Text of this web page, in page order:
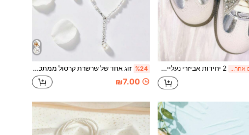
3 ימים אחרונים 2 יחידות אביזרי נעליים אבזם קשת מתכת עם דקור קריסטל ריינסטון, מתאים למגפיים, נעלי ספורט, תיקים וביגוד, קישוטים רב שימושיים בעשה זאת בעצמך (נעליים לא כלולות) %24 זוג אחד של שרשרת קרסול ממתכת עם פניני דמוי פנינה, אביזר נעליים בסגנון מינימליסטי יוקרתי + סגנון צרפתי רב-שימושי ליומיום, ניתן לשלב בחופשיות עם נעלי עקב גבוה, כפכפים, סנדלים וכו', פריט יוקרתי טיפוסי "מתאים לנסיעה לעבודה / דייט", אורך מתכוונן
₪7.00